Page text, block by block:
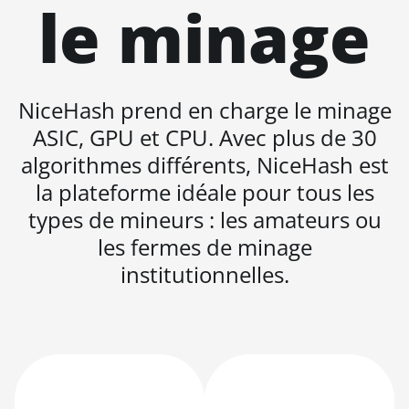
AMD Radeon
Pro VII
VII
AMD Vega
Frontier
Edition
Auradine
Teraflux
AH3880
Auradine
le minage
NiceHash prend en charge le minage
ASIC, GPU et CPU. Avec plus de 30
algorithmes différents, NiceHash est
la plateforme idéale pour tous les
types de mineurs : les amateurs ou
les fermes de minage
institutionnelles.